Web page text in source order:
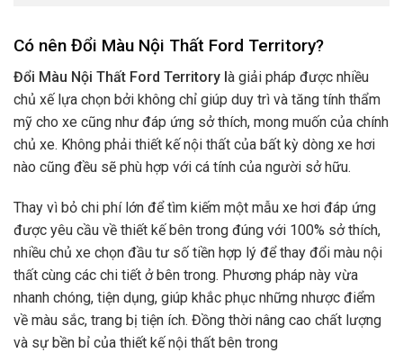
Có nên Đổi Màu Nội Thất Ford Territory?
Đổi Màu Nội Thất Ford Territory là giải pháp được nhiều
chủ xế lựa chọn bởi không chỉ giúp duy trì và tăng tính thẩm
mỹ cho xe cũng như đáp ứng sở thích, mong muốn của chính
chủ xe. Không phải thiết kế nội thất của bất kỳ dòng xe hơi
nào cũng đều sẽ phù hợp với cá tính của người sở hữu.
Thay vì bỏ chi phí lớn để tìm kiếm một mẫu xe hơi đáp ứng
được yêu cầu về thiết kế bên trong đúng với 100% sở thích,
nhiều chủ xe chọn đầu tư số tiền hợp lý để thay đổi màu nội
thất cùng các chi tiết ở bên trong. Phương pháp này vừa
nhanh chóng, tiện dụng, giúp khắc phục những nhược điểm
về màu sắc, trang bị tiện ích. Đồng thời nâng cao chất lượng
và sự bền bỉ của thiết kế nội thất bên trong